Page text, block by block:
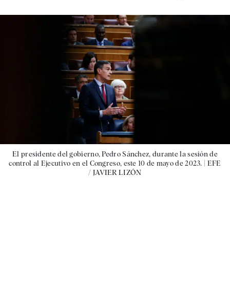
El presidente del gobierno, Pedro Sánchez, durante la sesión de
control al Ejecutivo en el Congreso, este 10 de mayo de 2023. | EFE
/ JAVIER LIZÓN